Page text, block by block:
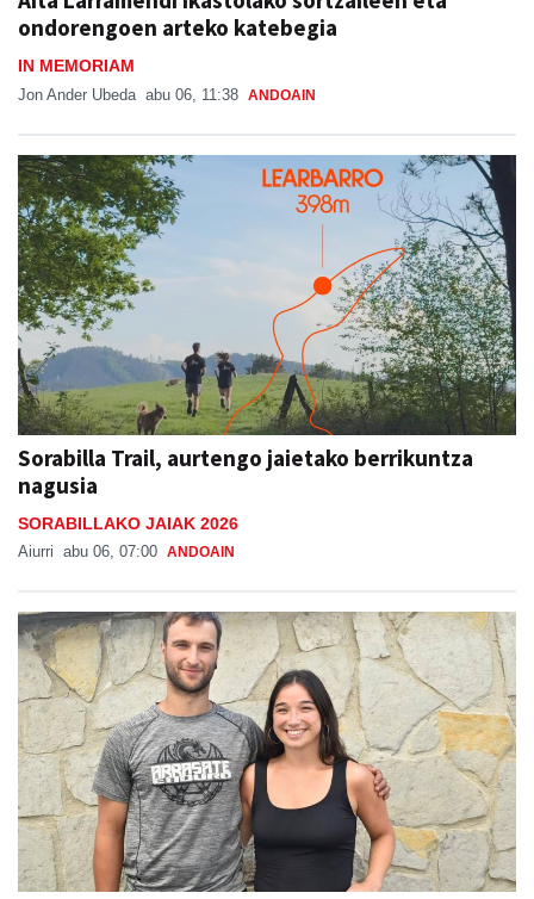
ondorengoen arteko katebegia
IN MEMORIAM
Jon Ander Ubeda abu 06, 11:38 ANDOAIN
Sorabilla Trail, aurtengo jaietako berrikuntza
nagusia
SORABILLAKO JAIAK 2026
Aiurri abu 06, 07:00 ANDOAIN